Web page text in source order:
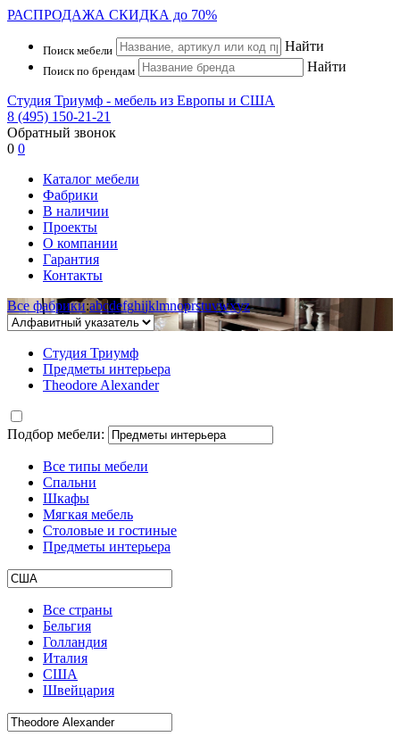
РАСПРОДАЖА СКИДКА до 70%
Поиск мебели Найти
Поиск по брендам Найти
Студия Триумф - мебель из Европы и США
8 (495) 150-21-21
Обратный звонок
0 0
Каталог мебели
Фабрики
В наличии
Проекты
О компании
Гарантия
Контакты
Все фабрики:abcdefghijklmnoprstuvwxyz
Студия Триумф
Предметы интерьера
Theodore Alexander
Подбор мебели:
Все типы мебели
Спальни
Шкафы
Мягкая мебель
Столовые и гостиные
Предметы интерьера
Все страны
Бельгия
Голландия
Италия
США
Швейцария